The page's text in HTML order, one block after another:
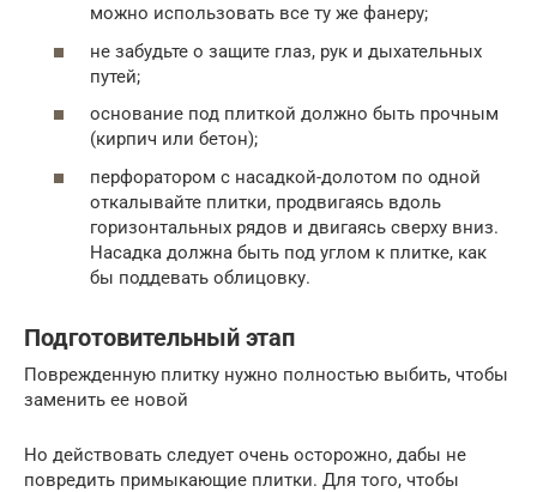
можно использовать все ту же фанеру;
не забудьте о защите глаз, рук и дыхательных
путей;
основание под плиткой должно быть прочным
(кирпич или бетон);
перфоратором с насадкой-долотом по одной
откалывайте плитки, продвигаясь вдоль
горизонтальных рядов и двигаясь сверху вниз.
Насадка должна быть под углом к плитке, как
бы поддевать облицовку.
Подготовительный этап
Поврежденную плитку нужно полностью выбить, чтобы
заменить ее новой
Но действовать следует очень осторожно, дабы не
повредить примыкающие плитки. Для того, чтобы